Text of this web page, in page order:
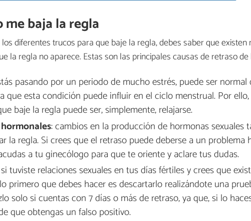
me baja la regla
diferentes trucos para que baje la regla, debes saber que existen
la regla no aparece. Estas son las principales causas de retraso
pasando por un periodo de mucho estrés, puede ser
que esta condición puede influir en el ciclo menstrual. Por
baje la regla puede ser, simplemente, relajarse.
: cambios en la producción de hormonas sexuales
la regla. Si crees que el retraso puede deberse a un problema
a tu ginecólogo para que te oriente y aclare tus dudas.
tuviste relaciones sexuales en tus días fértiles y crees que
primero que debes hacer es descartarlo realizándote una
solo si cuentas con 7 días o más de retraso, ya que, si lo
que obtengas un falso positivo.